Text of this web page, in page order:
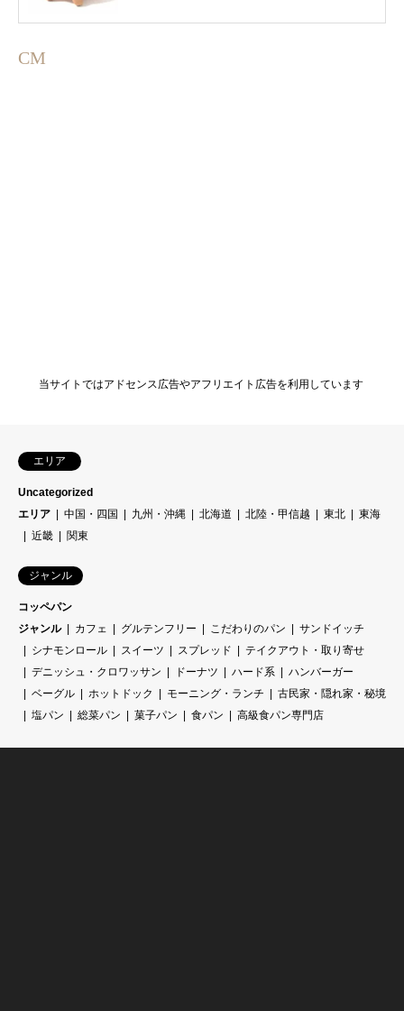
CM
当サイトではアドセンス広告やアフリエイト広告を利用しています
エリア
Uncategorized
エリア
中国・四国 九州・沖縄 北海道 北陸・甲信越 東北
東海
近畿
関東
ジャンル
コッペパン
ジャンル
カフェ グルテンフリー こだわりのパン
サンドイッチ
シナモンロール
スイーツ スプレッド
テイクアウト・取り寄せ
デニッシュ・クロワッサン
ドーナツ ハード系
ハンバーガー
ベーグル
ホットドック モーニング・ランチ
古民家・隠れ家・秘境
塩パン
総菜パン 菓子パン 食パン 高級食パン専門店